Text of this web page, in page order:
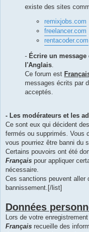
existe des sites
remixjobs.com
freelancer.com
rentacoder.com
- Écrire un message
l'Anglais
Ce forum est
messages écrits par
acceptés.
- Les modérateurs et les
Ce sont eux qui décident
fermés ou supprimés. Vous
vous pourriez être banni du
Certains pouvoirs ont été
Français pour appliquer
nécessaire.
Ces sanctions peuvent aller
bannissement.[/list]
Données
Lors de votre
Français recueille des